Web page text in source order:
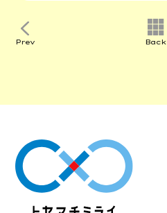
Prev Back